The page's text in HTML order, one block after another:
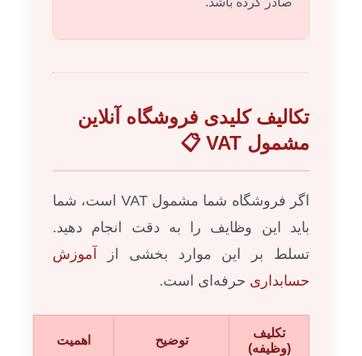
تکالیف کلیدی فروشگاه آنلاین
مشمول VAT 📋
اگر فروشگاه شما مشمول VAT است، شما
باید این وظایف را به دقت انجام دهید.
تسلط بر این موارد بخشی از آموزش
حسابداری حرفه‌ای است.
تکلیف
(وظیفه)
توضیح اهمیت